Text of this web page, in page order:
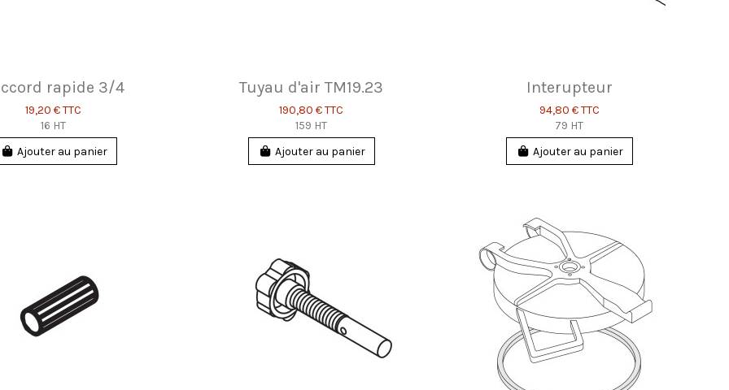
rapide 3/4
19,20 €TTC
16 HT
Ajouter au panier
Tuyau d'air TM19.23
190,80 €TTC
159 HT
Ajouter au panier
Interupteur
94,80 €TTC
79 HT
Ajouter au panier